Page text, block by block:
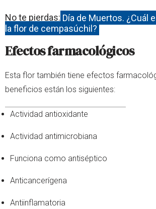
No te pierdas: Día de Muertos. ¿Cuál
la flor de cempasúchil?
Efectos farmacológicos
Esta flor también tiene efectos
beneficios están los siguientes:
Actividad antioxidante
Actividad antimicrobiana
Funciona como antiséptico
Anticancerígena
Antiinflamatoria